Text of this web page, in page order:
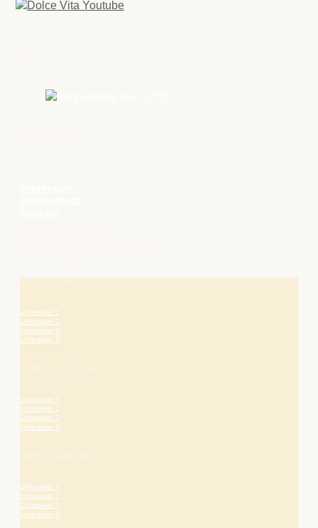
AKTIV & NATUR
Unterseite 1
Unterseite 2
Unterseite 3
Unterseite 4
Unterseite 1
Unterseite 2
Unterseite 3
Unterseite 4
Unterseite 1
Unterseite 2
Unterseite 3
Unterseite 4